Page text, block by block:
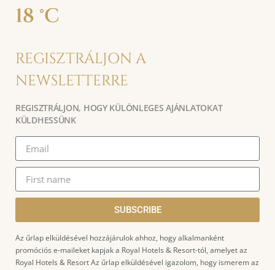
18 °C
REGISZTRÁLJON A
NEWSLETTERRE
REGISZTRÁLJON, HOGY KÜLÖNLEGES AJÁNLATOKAT
KÜLDHESSÜNK
SUBSCRIBE
Az űrlap elküldésével hozzájárulok ahhoz, hogy alkalmanként
promóciós e-maileket kapjak a Royal Hotels & Resort-tól, amelyet az
Royal Hotels & Resort Az űrlap elküldésével igazolom, hogy ismerem az